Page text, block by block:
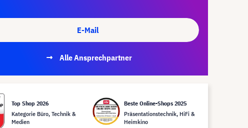
E-Mail
Alle Ansprechpartner
Top Shop 2026
Kategorie Büro, Technik &
Medien
Beste Online-Shops 2025
Präsentationstechnik, HiFi &
Heimkino